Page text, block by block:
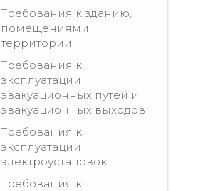
Требования к зданию,
помещениями
территории
Требования к
эксплуатации
эвакуационных путей и
эвакуационных выходов
Требования к
эксплуатации
электроустановок
Требования к